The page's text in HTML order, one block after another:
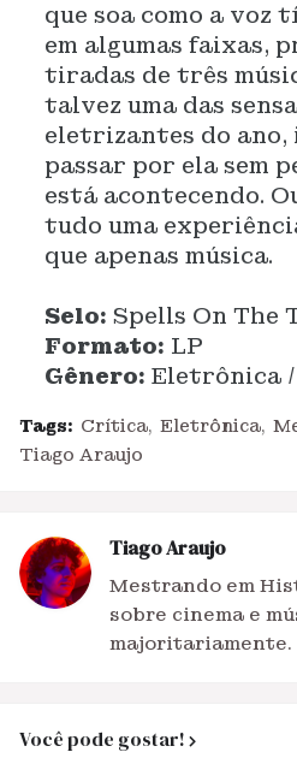
que soa como a voz
em algumas faixas,
tiradas de três
talvez uma das
eletrizantes do ano,
passar por ela sem
está acontecendo.
tudo uma
que apenas música.
Selo: Spells On The
Formato: LP
Gênero: Eletrônica /
Tags: Crítica Eletrônica
Tiago Araujo
Tiago Araujo
Mestrando em
sobre cinema e
majoritariamente.
Você pode gostar!